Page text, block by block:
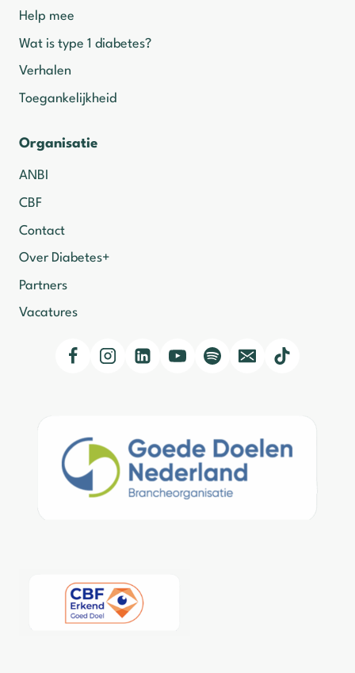
Help mee
Wat is type 1 diabetes?
Verhalen
Toegankelijkheid
Organisatie
ANBI
CBF
Contact
Over Diabetes+
Partners
Vacatures